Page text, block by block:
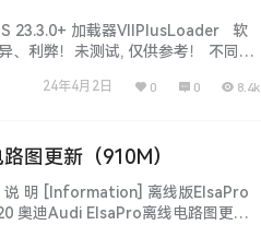
23.3.0+ 加载器VIIPlusLoader 软
、利弊！未测试, 仅供参考！ 不同版
24年4月2日 0 0 8.4k
图更新（910M）
说 明 [Information] 离线版ElsaPro
奥迪Audi ElsaPro离线电路图更新